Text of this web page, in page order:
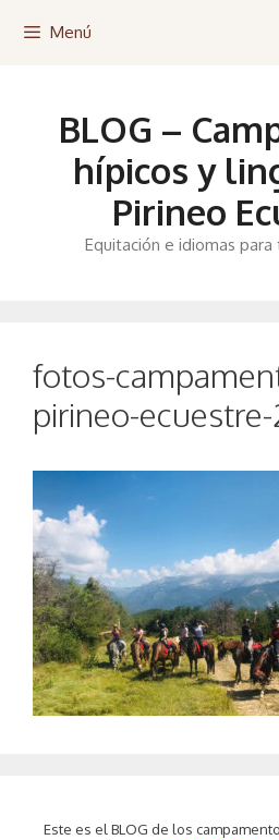
Menú
BLOG –
hípicos y
Pirineo
Equitación e idiomas
fotos-
pirineo-ecuestre-
Este es el BLOG de los